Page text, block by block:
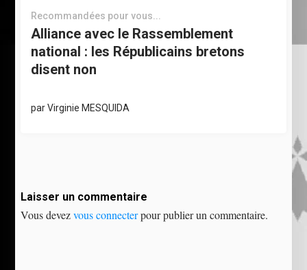
Recommandées pour vous...
Alliance avec le Rassemblement
national : les Républicains bretons
disent non
parVirginie MESQUIDA
Laisser un commentaire
Vous devezvous connecterpour publier un commentaire.